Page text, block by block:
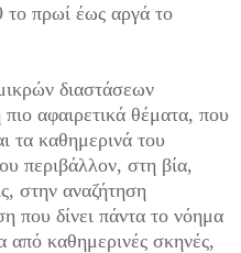
το πρωί έως αργά το
διαστάσεων
αφαιρετικά θέματα, που
τα καθημερινά του
περιβάλλον, στη βία,
στην αναζήτηση
που δίνει πάντα το νόημα
από καθημερινές σκηνές,